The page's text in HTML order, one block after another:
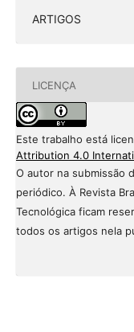
ARTIGOS
LICENÇA
Este trabalho está
Attribution 4.0
O autor na submissão
periódico. À Revista
Tecnológica ficam
todos os artigos nela